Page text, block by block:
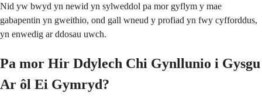
Nid yw bwyd yn newid yn sylweddol pa mor gyflym y mae
gabapentin yn gweithio, ond gall wneud y profiad yn fwy cyfforddus,
yn enwedig ar ddosau uwch.
Pa mor Hir Ddylech Chi Gynllunio i Gysgu
Ar ôl Ei Gymryd?